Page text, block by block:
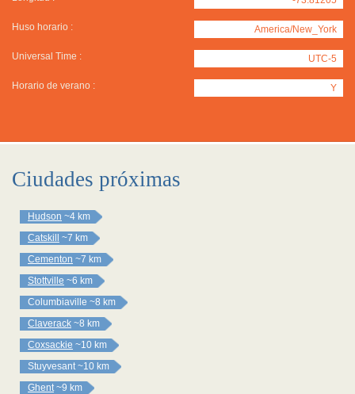
Huso horario : America/New_York
Universal Time : UTC-5
Horario de verano : Y
Ciudades próximas
Hudson ~4 km
Catskill
~7 km
Cementon ~7 km
Stottville ~6 km
Columbiaville ~8 km
Claverack ~8 km
Coxsackie ~10 km
Stuyvesant ~10 km
Ghent ~9 km